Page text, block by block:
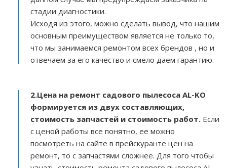
стадии диагностики.
Исходя из этого, можно сделать вывод, что нашим
основным преимуществом является не только то,
что мы занимаемся ремонтом всех брендов , но и
отвечаем за его качество и смело даем гарантию.
2.Цена на ремонт садового пылесоса AL-KO
формируется из двух составляющих,
стоимость запчастей и стоимость работ. Если
с ценой работы все понятно, ее можно
посмотреть на сайте в прейскуранте цен на
ремонт, то с запчастями сложнее. Для того чтобы